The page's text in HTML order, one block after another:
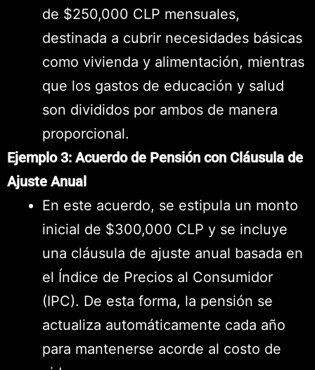
de $250,000 CLP mensuales,
destinada a cubrir necesidades básicas
como vivienda y alimentación, mientras
que los gastos de educación y salud
son divididos por ambos de manera
proporcional.
Ejemplo 3: Acuerdo de Pensión con Cláusula de
Ajuste Anual
En este acuerdo, se estipula un monto
inicial de $300,000 CLP y se incluye
una cláusula de ajuste anual basada en
el Índice de Precios al Consumidor
(IPC). De esta forma, la pensión se
actualiza automáticamente cada año
para mantenerse acorde al costo de